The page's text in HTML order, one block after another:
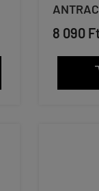
8 090